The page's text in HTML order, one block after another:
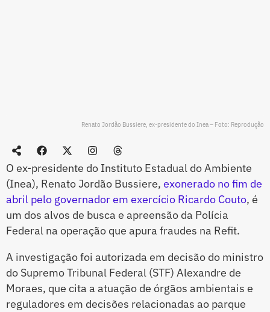
Renato Jordão Bussiere, ex-presidente do Inea – Foto: Reprodução
O ex-presidente do Instituto Estadual do Ambiente
(Inea), Renato Jordão Bussiere, exonerado no fim de
abril pelo governador em exercício Ricardo Couto, é
um dos alvos de busca e apreensão da Polícia
Federal na operação que apura fraudes na Refit.
A investigação foi autorizada em decisão do ministro
do Supremo Tribunal Federal (STF) Alexandre de
Moraes, que cita a atuação de órgãos ambientais e
reguladores em decisões relacionadas ao parque